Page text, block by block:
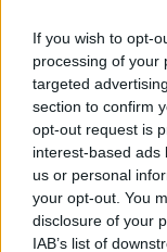
If you wish to opt-
processing of your
targeted
section to confirm
opt-out request is
interest-based ads
us or personal
your opt-out. You
disclosure of your
IAB’s list of
DIETE
Dieta